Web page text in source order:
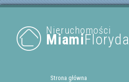
Nieruchomości
MiamiFloryda
Strona główna